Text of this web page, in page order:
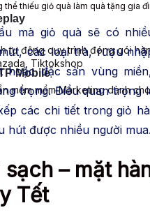
Mobile
mềm mềm Marketing dành
tự động quy trình đóng gói
Tiktokshop
thể thiếu giỏ quà làm quà tặng gia
mà giỏ quà sẽ có
các loại trà, rượu
hoặc đặc sản vùng
trọng. Điều quan trọng
các chi tiết trong giỏ
hút được nhiều người mua.
sạch – mặt
Tết